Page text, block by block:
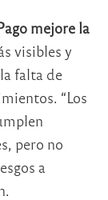
mejore la
visibles y
falta de
“Los
pero no
a